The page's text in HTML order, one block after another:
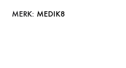
MERK: MEDIK8